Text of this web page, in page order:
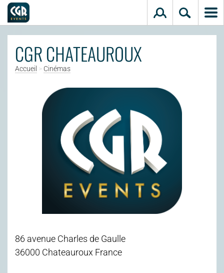
CGR CHATEAUROUX
Accueil > Cinémas
86 avenue Charles de Gaulle
36000 Chateauroux France